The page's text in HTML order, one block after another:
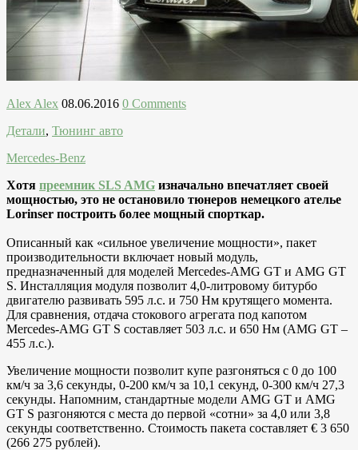
Alex Alex 08.06.2016 0 Comments
Детали, Тюнинг авто
Mercedes-Benz
Хотя преемник SLS AMG изначально впечатляет своей
мощностью, это не остановило тюнеров немецкого ателье
Lorinser построить более мощный спорткар.
Описанный как «сильное увеличение мощности», пакет
производительности включает новый модуль,
предназначенный для моделей Mercedes-AMG GT и AMG GT
S. Инсталляция модуля позволит 4,0-литровому битурбо
двигателю развивать 595 л.с. и 750 Нм крутящего момента.
Для сравнения, отдача стокового агрегата под капотом
Mercedes-AMG GT S составляет 503 л.с. и 650 Нм (AMG GT –
455 л.с.).
Увеличение мощности позволит купе разгоняться с 0 до 100
км/ч за 3,6 секунды, 0-200 км/ч за 10,1 секунд, 0-300 км/ч 27,3
секунды. Напомним, стандартные модели AMG GT и AMG
GT S разгоняются с места до первой «сотни» за 4,0 или 3,8
секунды соответственно. Стоимость пакета составляет € 3 650
(266 275 рублей).